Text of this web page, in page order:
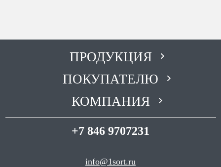
ПРОДУКЦИЯ
ПОКУПАТЕЛЮ
КОМПАНИЯ
+7 846 9707231
info@1sort.ru